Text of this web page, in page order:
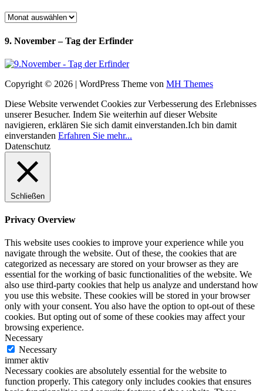
Archiv
9. November – Tag der Erfinder
Copyright © 2026 | WordPress Theme von MH Themes
Diese Website verwendet Cookies zur Verbesserung des Erlebnisses
unserer Besucher. Indem Sie weiterhin auf dieser Website
navigieren, erklären Sie sich damit einverstanden.Ich bin damit
einverstanden Erfahren Sie mehr...
Datenschutz
Schließen
Privacy Overview
This website uses cookies to improve your experience while you
navigate through the website. Out of these, the cookies that are
categorized as necessary are stored on your browser as they are
essential for the working of basic functionalities of the website. We
also use third-party cookies that help us analyze and understand how
you use this website. These cookies will be stored in your browser
only with your consent. You also have the option to opt-out of these
cookies. But opting out of some of these cookies may affect your
browsing experience.
Necessary
Necessary
immer aktiv
Necessary cookies are absolutely essential for the website to
function properly. This category only includes cookies that ensures